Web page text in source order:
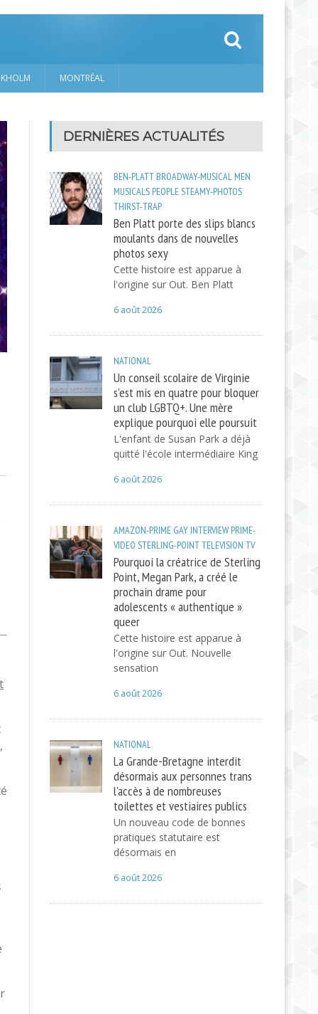
MONTRÉAL
DERNIÈRES ACTUALITÉS
BEN-PLATT BROADWAY-MUSICAL MEN
MUSICALS PEOPLESTEAMY-PHOTOS
THIRST-TRAP
Ben Platt porte des slips blancs
moulants dans de nouvelles
photos sexy
Cette histoire est apparue à
l'origine sur Out. Ben Platt
6 août 2026
NATIONAL
Un conseil scolaire de Virginie
s’est mis en quatre pour bloquer
un club LGBTQ+. Une mère
explique pourquoi elle poursuit
L'enfant de Susan Park a déjà
quitté l'école intermédiaire King
6 août 2026
AMAZON-PRIME GAY INTERVIEW PRIME-
VIDEO STERLING-POINTTELEVISION TV
Pourquoi la créatrice de Sterling
Point, Megan Park, a créé le
prochain drame pour
adolescents « authentique »
queer
Cette histoire est apparue à
l'origine sur Out. Nouvelle
sensation
6 août 2026
NATIONAL
La Grande-Bretagne interdit
désormais aux personnes trans
l'accès à de nombreuses
toilettes et vestiaires publics
Un nouveau code de bonnes
pratiques statutaire est
désormais en
6 août 2026